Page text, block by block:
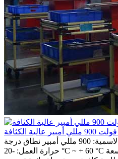
الجهد الاسمي: 3.7 فولت السعة الاسمية: 900 مللي أمبير نطاق درجة
حرارة العمل: -20 °C ~ + 60 °C مقاومة داخلية منخفضة سعة